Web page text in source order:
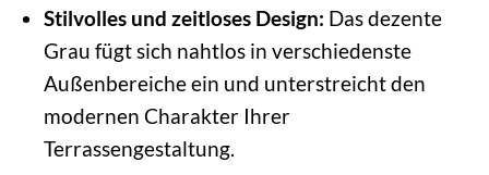
Stilvolles und zeitloses Design: Das dezente
Grau fügt sich nahtlos in verschiedenste
Außenbereiche ein und unterstreicht den
modernen Charakter Ihrer
Terrassengestaltung.